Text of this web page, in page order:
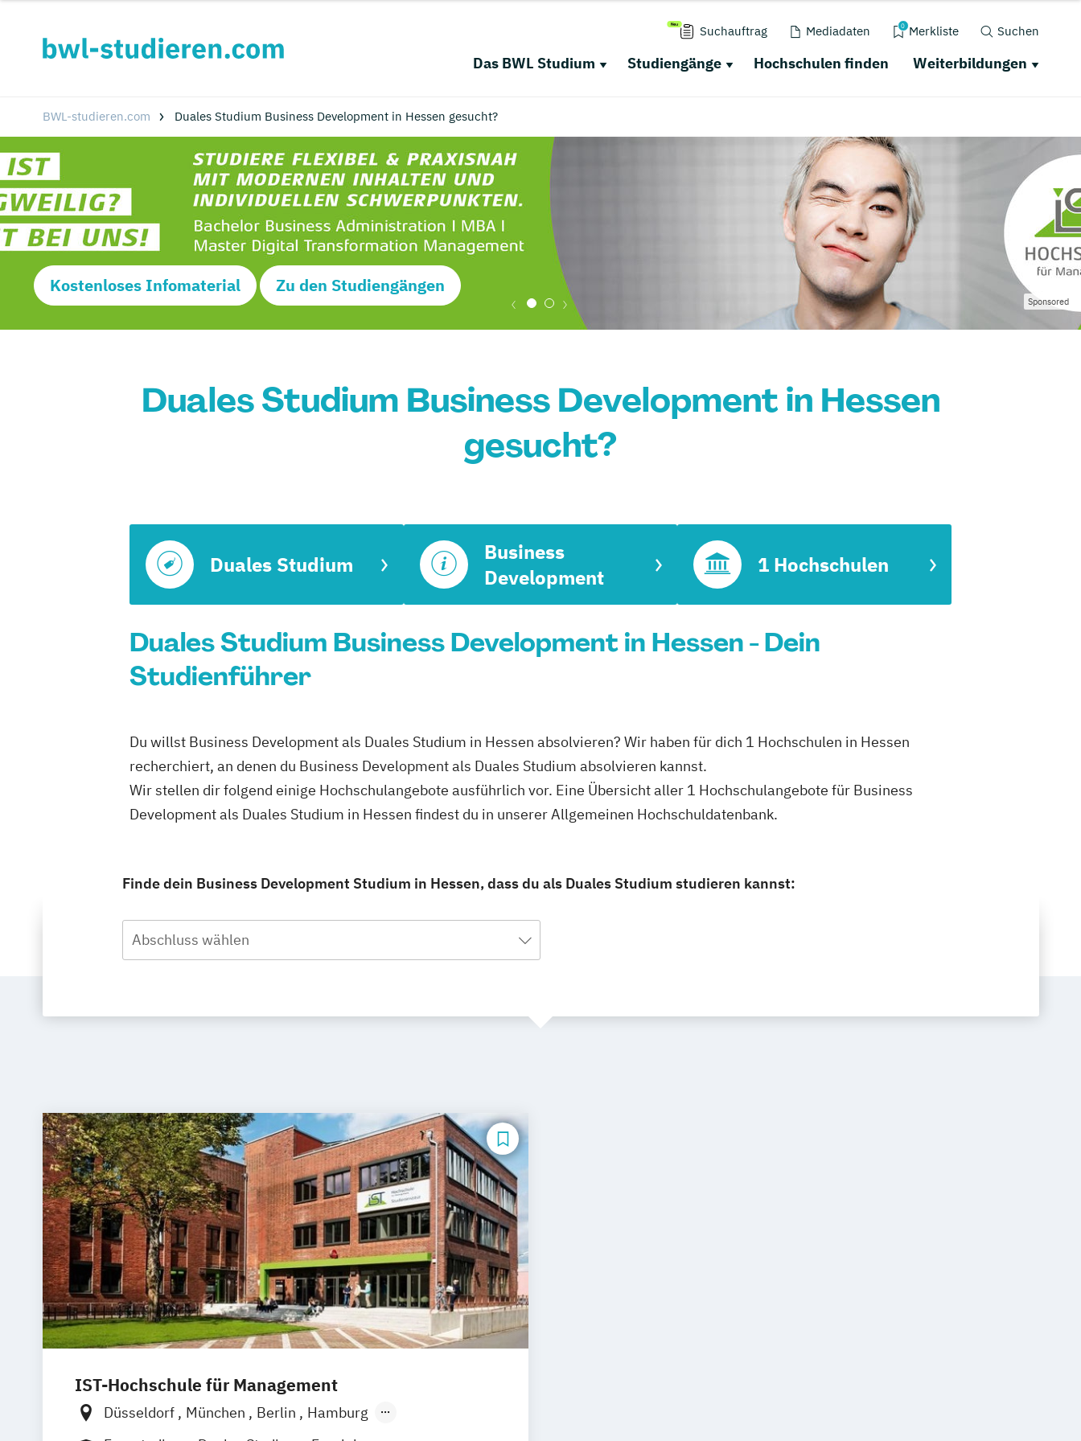
Suchauftrag Mediadaten 0 Merkliste Suchen
Das BWL Studium Studiengänge Hochschulen finden Weiterbildungen
BWL-studieren.com Duales Studium Business Development in Hessen gesucht?
Kostenloses Infomaterial Zu den Studiengängen
Sponsored
Duales Studium Business Development in Hessen
gesucht?
Duales Studium
Business
Development
1 Hochschulen
Duales Studium Business Development in Hessen - Dein
Studienführer
Du willst Business Development als Duales Studium in Hessen absolvieren? Wir haben für dich 1 Hochschulen in Hessen
recherchiert, an denen du Business Development als Duales Studium absolvieren kannst.
Wir stellen dir folgend einige Hochschulangebote ausführlich vor. Eine Übersicht aller 1 Hochschulangebote für Business
Development als Duales Studium in Hessen findest du in unserer Allgemeinen Hochschuldatenbank.
Finde dein Business Development Studium in Hessen, dass du als Duales Studium studieren kannst:
Abschluss wählen
IST-Hochschule für Management
Düsseldorf München Berlin
Hamburg
Weil am Rhein
Frankfurt am Main Essen